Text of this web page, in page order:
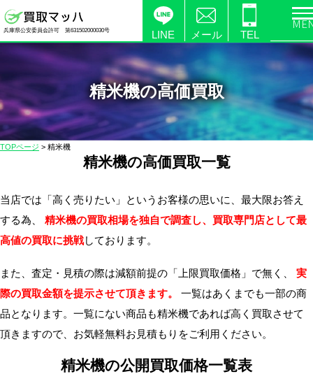
品
の
高
買
取
な
【買
取
マ
ハ】
送
料
無
ス
兵庫県公安委員会許可 第631502000030号 LINE メール TEL
精米機の高価買取
TOPページ > 精米機
精米機の高価買取一覧
当店では「高く売りたい」というお客様の思いに、最大限お答え
する為、
精米機の買取相場を独自で調査し、買取専門店として最
高値の買取に挑戦しております。
また、査定・見積の際は減額前提の「上限買取価格」で無く、
実
際の買取金額を提示させて頂きます。
一覧はあくまでも一部の商
品となります。一覧にない商品も精米機であれば高く買取させて
頂きますので、お気軽無料お見積もりをご利用ください。
精米機の公開買取価格一覧表